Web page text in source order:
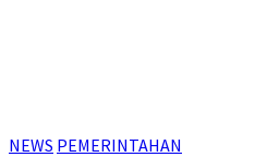
NEWS PEMERINTAHAN